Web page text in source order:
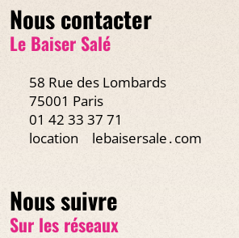
Nous contacter
Le Baiser Salé
58 Rue des Lombards
75001 Paris
01 42 33 37 71
location
lebaisersale․com
Nous suivre
Sur les réseaux